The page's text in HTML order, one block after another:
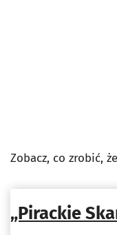
Zobacz, co zrobić,
„Pirackie